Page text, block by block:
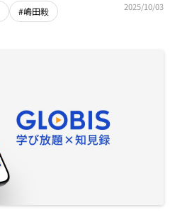
#嶋田毅 2025/10/03